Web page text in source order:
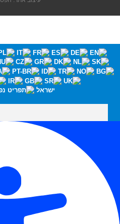
ישראל